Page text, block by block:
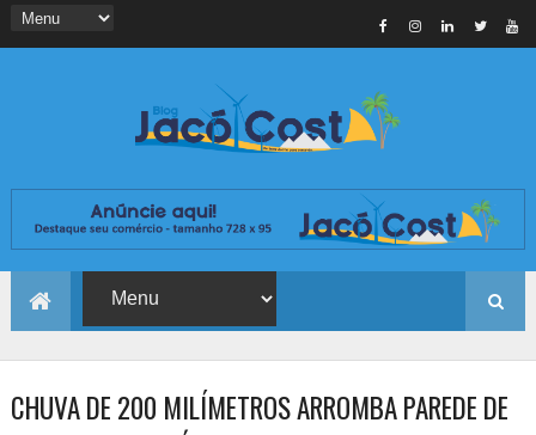
CHUVA DE 200 MILÍMETROS ARROMBA PAREDE DE